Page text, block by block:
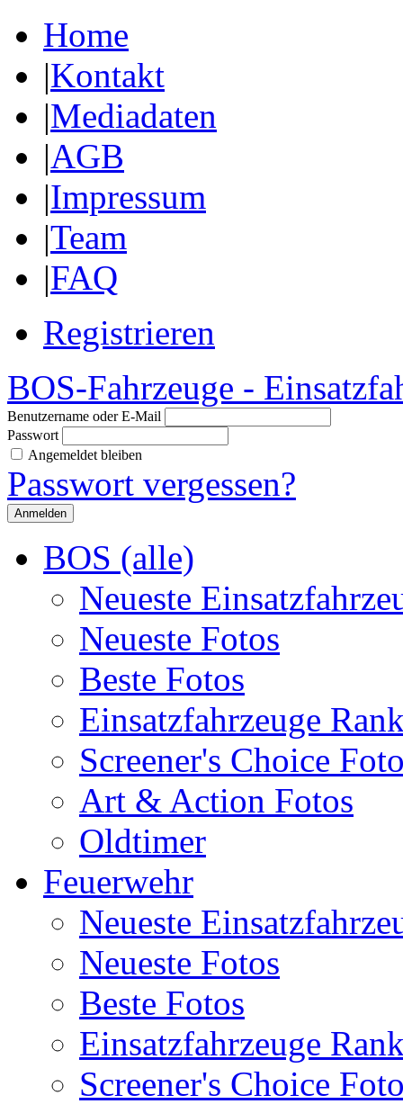
Home
|Kontakt
|Mediadaten
|AGB
|Impressum
|Team
|FAQ
Registrieren
BOS-Fahrzeuge -
Benutzername oder E-Mail
Passwort
Angemeldet bleiben
Passwort vergessen?
BOS (alle)
Neueste
Neueste Fotos
Beste Fotos
Einsatzfahrzeuge
Screener's Choice
Art & Action Fotos
Oldtimer
Feuerwehr
Neueste
Neueste Fotos
Beste Fotos
Einsatzfahrzeuge
Screener's Choice